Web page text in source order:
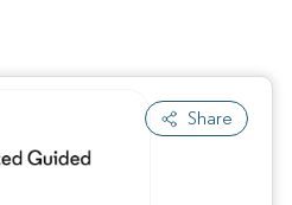
Share